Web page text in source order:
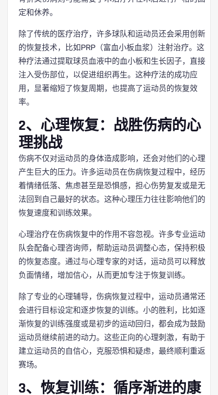
定和休养。
除了传统的医疗治疗，许多球队和运动员还会采用创新
的恢复技术，比如PRP（富血小板血浆）注射治疗。这
种疗法通过提取球员血液中的血小板和生长因子，直接
注入受伤部位，以促进组织再生。这种疗法的成功应
用，显著缩短了恢复周期，也提高了运动员的恢复效
率。
2、心理恢复：战胜伤病的心
理挑战
伤病不仅对运动员的身体造成影响，还会对他们的心理
产生巨大的压力。许多运动员在伤病恢复过程中，经历
着情绪低落、焦虑甚至是恐惧感，担心伤势复发或是无
法回到自己最好的状态。这种心理压力往往影响他们的
恢复速度和训练效果。
心理治疗在伤病恢复中的作用不容忽视。许多专业运动
队会配备心理咨询师，帮助运动员调整心态，保持积极
的恢复态度。通过与心理专家的对话，运动员可以释放
负面情绪，增加信心，从而更加专注于恢复训练。
除了专业的心理辅导，伤病恢复过程中，运动员通常还
会进行目标设定和逐步恢复的训练。小的胜利，比如逐
渐恢复的训练强度或是初步的运动回归，都会成为鼓励
运动员继续前进的动力。这些正向的心理刺激，有助于
建立运动员的自信心，克服恐惧和疑虑，最终顺利重返
赛场。
3、恢复训练：循序渐进的康